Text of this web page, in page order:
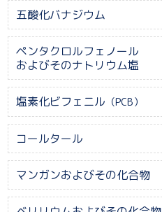
五酸化バナジウム
ペンタクロルフェノール
およびそのナトリウム塩
塩素化ビフェニル （PCB）
コールタール
マンガンおよびその化合物